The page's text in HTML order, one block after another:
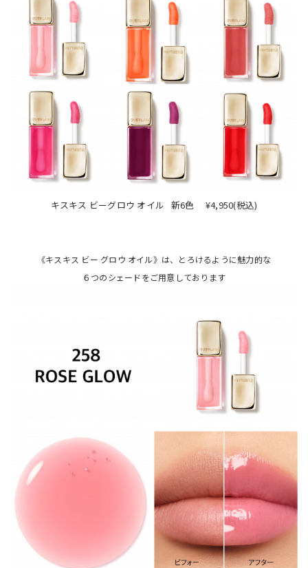
キスキス ビーグロウ オイル 新6色 ¥4,950(税込)
《キスキス ビー グロウ オイル》は、とろけるように魅力的な
６つのシェードをご用意しております